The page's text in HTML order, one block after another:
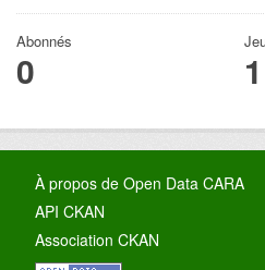
Abonnés
0 1
À propos de Open Data CARA
API CKAN
Association CKAN